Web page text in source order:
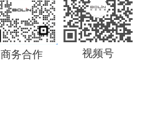
商务合作 视频号